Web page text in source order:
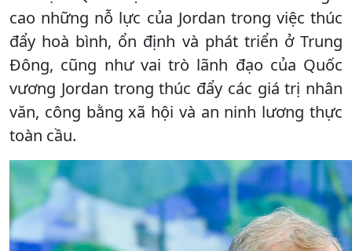
cao những nỗ lực của Jordan trong việc thúc
đẩy hoà bình, ổn định và phát triển ở Trung
Đông, cũng như vai trò lãnh đạo của Quốc
vương Jordan trong thúc đẩy các giá trị nhân
văn, công bằng xã hội và an ninh lương thực
toàn cầu.